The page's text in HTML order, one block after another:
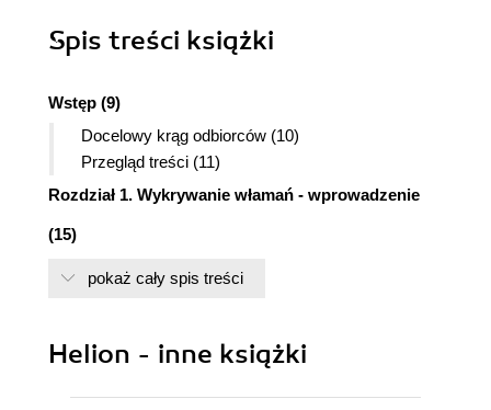
Spis treści książki
Wstęp (9)
Docelowy krąg odbiorców (10)
Przegląd treści (11)
Rozdział 1. Wykrywanie włamań - wprowadzenie
(15)
Znaczenie systemów wykrywania włamań (15)
Wady tradycyjnych środków bezpieczeństwa
Omijanie zapór sieciowych (22)
pokaż cały spis treści
Helion - inne książki